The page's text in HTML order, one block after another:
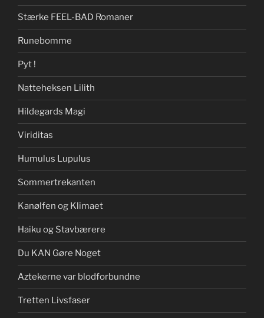
Stærke FEEL-BAD Romaner
Runebomme
Pyt !
Natteheksen Lilith
Hildegards Magi
Viriditas
Humulus Lupulus
Sommertrekanten
Kanølfen og Klimaet
Haiku og Stavbærere
Du KAN Gøre Noget
Aztekerne var blodforbundne
Tretten Livsfaser